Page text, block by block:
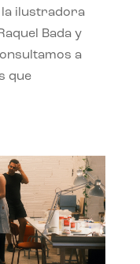
la ilustradora
Bada y
a
que